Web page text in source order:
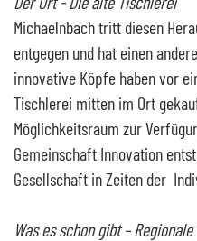
Michaelnbach tritt diesen
entgegen und hat einen
innovative Köpfe haben vor
Tischlerei mitten im Ort
Möglichkeitsraum zur
Gemeinschaft Innovation
Gesellschaft in Zeiten der
Was es schon gibt –